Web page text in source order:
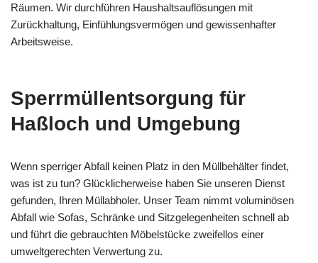
Räumen. Wir durchführen Haushaltsauflösungen mit
Zurückhaltung, Einfühlungsvermögen und gewissenhafter
Arbeitsweise.
Sperrmüllentsorgung für
Haßloch und Umgebung
Wenn sperriger Abfall keinen Platz in den Müllbehälter findet,
was ist zu tun? Glücklicherweise haben Sie unseren Dienst
gefunden, Ihren Müllabholer. Unser Team nimmt voluminösen
Abfall wie Sofas, Schränke und Sitzgelegenheiten schnell ab
und führt die gebrauchten Möbelstücke zweifellos einer
umweltgerechten Verwertung zu.